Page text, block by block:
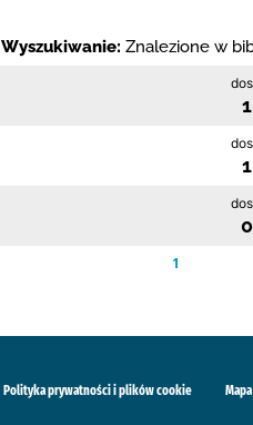
Wyszukiwanie: Znalezione w
1
Polityka prywatności i plików cookie